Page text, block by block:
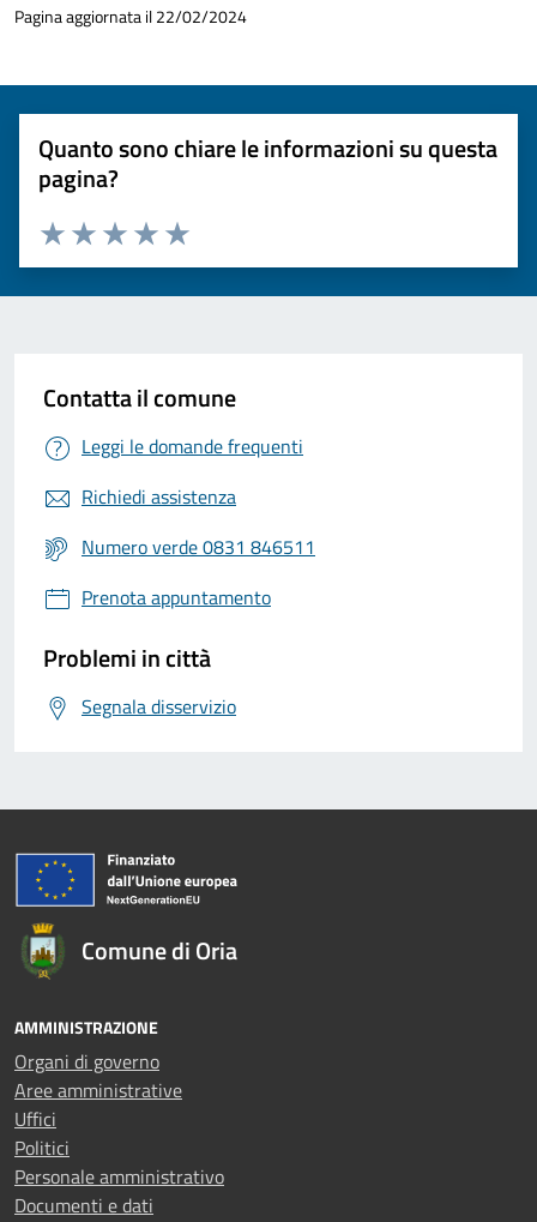
Pagina aggiornata il 22/02/2024
Quanto sono chiare le informazioni su questa
pagina?
Valuta 5 stelle su 5
Valuta 4 stelle su 5
Valuta 3 stelle su 5
Valuta 2 stelle su 5
Valuta 1 stelle su 5
Contatta il comune
Leggi le domande frequenti
Richiedi assistenza
Numero verde 0831 846511
Prenota appuntamento
Problemi in città
Segnala disservizio
Comune di Oria
AMMINISTRAZIONE
Organi di governo
Aree amministrative
Uffici
Politici
Personale amministrativo
Documenti e dati